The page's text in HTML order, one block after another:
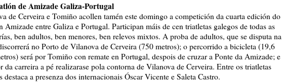
de Amizade Galiza-Portugal
de Cerveira e Tomiño acollen tamén este domingo a competición da cuarta edición do
Amizade entre Galiza e Portugal. Participan máis de cen triatletas galegos de todas as
ben adultos, ben menores, ben relevos mixtos. A proba de adultos, que se disputa na
no Porto de Vilanova de Cerveira (750 metros); o percorrido a bicicleta (19,6
será por Tomiño con remate en Portugal, despois de cruzar a Ponte da Amizade; e
da carreira a pé realizarase pola contorna de Vilanova de Cerveira. Entre os triatletas
destaca a presenza dos internacionais Óscar Vicente e Saleta Castro.